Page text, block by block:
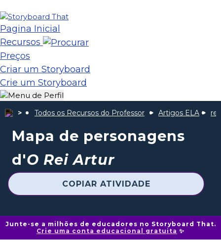
Pagina Inicial
Recursos
Preços
Criar um Storyboard
Crie um Storyboard
Todos os Recursos do Professor Artigos ELA
Mapa de personagens
d'O Rei Artur
COPIAR ATIVIDADE
Junte-se a milhões de educadores no Storyboard That.
Crie uma conta educacional gratuita ✨